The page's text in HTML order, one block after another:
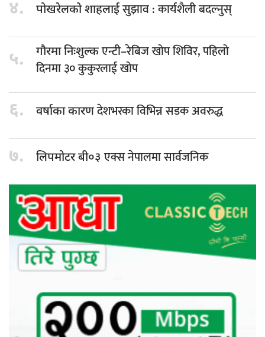
४. पोखरेलको शाहलाईसुझाव : कार्यशैली बदल्नुस्
५. गौरमा निःशुल्कएन्टी–रेबिज खोप शिविर, पहिलो
दिनमा ३० कुकुरलाई खोप
६. वर्षाका कारणदेशभरका विभिन्न सडक अवरुद्ध
७. लिपमोटर बी०३एक्स नेपालमा सार्वजनिक